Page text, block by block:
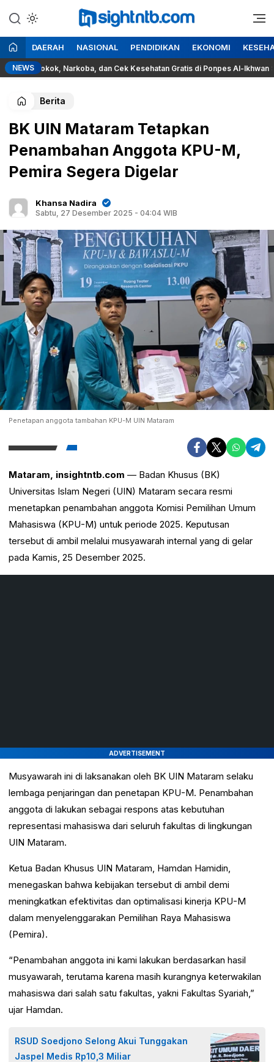
ke
konten
Insight NTB
Berita Seputar NTB
DAERAH NASIONAL PENDIDIKAN EKONOMI
NEWS
Rokok, Narkoba, dan Cek Kesehatan Gratis di Ponpes Al-Ikhwan Sesait
Berita
BK UIN Mataram Tetapkan
Penambahan Anggota KPU-M,
Pemira Segera Digelar
Khansa Nadira
Sabtu, 27 Desember 2025 - 04:04 WIB
Penetapan anggota tambahan KPU-M UIN Mataram
Mataram, insightntb.com — Badan Khusus (BK)
Universitas Islam Negeri (UIN) Mataram secara resmi
menetapkan penambahan anggota Komisi Pemilihan Umum
Mahasiswa (KPU-M) untuk periode 2025. Keputusan
tersebut di ambil melalui musyawarah internal yang di gelar
pada Kamis, 25 Desember 2025.
ADVERTISEMENT
Musyawarah ini di laksanakan oleh BK UIN Mataram selaku
lembaga penjaringan dan penetapan KPU-M. Penambahan
anggota di lakukan sebagai respons atas kebutuhan
representasi mahasiswa dari seluruh fakultas di lingkungan
UIN Mataram.
Ketua Badan Khusus UIN Mataram, Hamdan Hamidin,
menegaskan bahwa kebijakan tersebut di ambil demi
meningkatkan efektivitas dan optimalisasi kinerja KPU-M
dalam menyelenggarakan Pemilihan Raya Mahasiswa
(Pemira).
“Penambahan anggota ini kami lakukan berdasarkan hasil
musyawarah, terutama karena masih kurangnya keterwakilan
mahasiswa dari salah satu fakultas, yakni Fakultas Syariah,”
ujar Hamdan.
RSUD Soedjono Selong Akui Tunggakan
Jaspel Medis Rp10,3 Miliar